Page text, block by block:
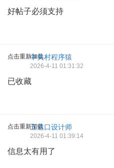
好帖子必须支持
点击重新加载中关村程序猿
2026-4-11 01:31:32
已收藏
点击重新加载五道口设计师
2026-4-11 01:39:14
信息太有用了